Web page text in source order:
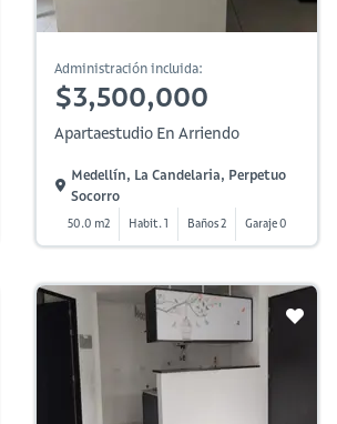
Administración incluida:
$3,500,000
Apartaestudio En Arriendo
Medellín, La Candelaria, Perpetuo
Socorro
50.0 m2 Habit. 1 Baños 2 Garaje 0